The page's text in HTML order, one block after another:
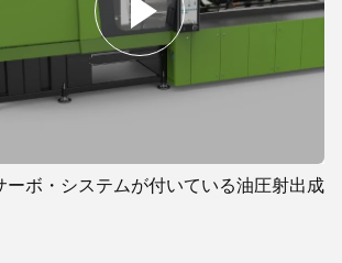
ーボ・システムが付いている油圧射出成